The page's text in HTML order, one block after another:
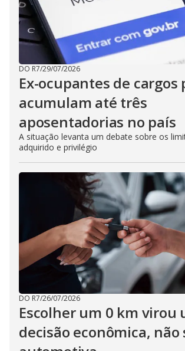
DO R7/29/07/2026
Ex-ocupantes de cargos
acumulam até três
aposentadorias no país
A situação levanta um debate sobre os
adquirido e privilégio
DO R7/26/07/2026
Escolher um 0 km virou
decisão econômica, não